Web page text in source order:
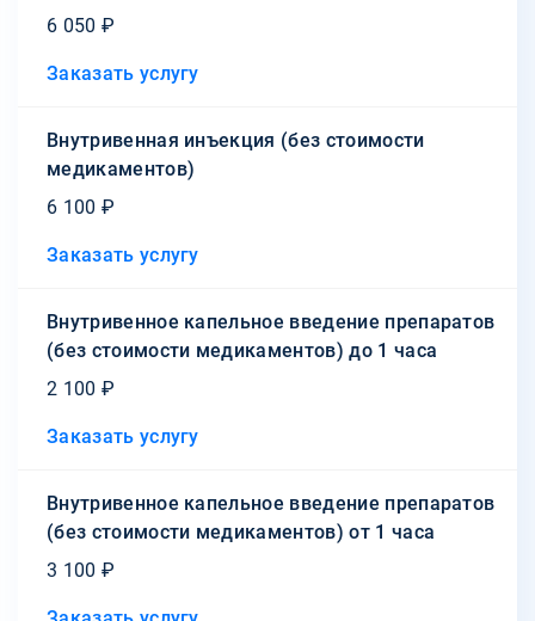
6 050 ₽
Заказать услугу
Внутривенная инъекция (без стоимости
медикаментов)
6 100 ₽
Заказать услугу
Внутривенное капельное введение препаратов
(без стоимости медикаментов) до 1 часа
2 100 ₽
Заказать услугу
Внутривенное капельное введение препаратов
(без стоимости медикаментов) от 1 часа
3 100 ₽